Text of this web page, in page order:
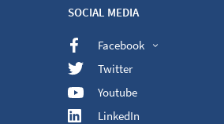
SOCIAL MEDIA
Facebook
Twitter
Youtube
LinkedIn